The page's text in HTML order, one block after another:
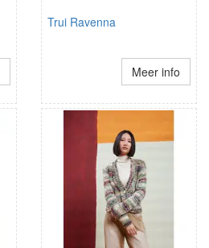
Trui Ravenna
Meer info